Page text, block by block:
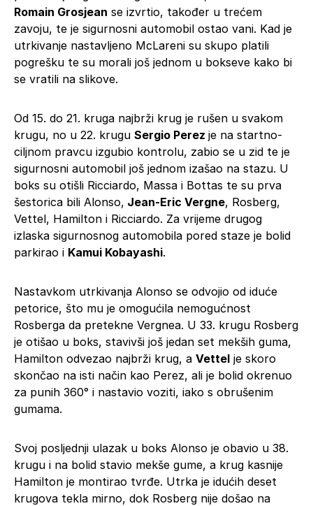
Romain Grosjean se izvrtio, također u trećem
zavoju, te je sigurnosni automobil ostao vani. Kad je
utrkivanje nastavljeno McLareni su skupo platili
pogrešku te su morali još jednom u bokseve kako bi
se vratili na slikove.
Od 15. do 21. kruga najbrži krug je rušen u svakom
krugu, no u 22. krugu Sergio Perez je na startno-
ciljnom pravcu izgubio kontrolu, zabio se u zid te je
sigurnosni automobil još jednom izašao na stazu. U
boks su otišli Ricciardo, Massa i Bottas te su prva
šestorica bili Alonso, Jean-Eric Vergne, Rosberg,
Vettel, Hamilton i Ricciardo. Za vrijeme drugog
izlaska sigurnosnog automobila pored staze je bolid
parkirao i Kamui Kobayashi.
Nastavkom utrkivanja Alonso se odvojio od iduće
petorice, što mu je omogućila nemogućnost
Rosberga da pretekne Vergnea. U 33. krugu Rosberg
je otišao u boks, stavivši još jedan set mekših guma,
Hamilton odvezao najbrži krug, a Vettel je skoro
skončao na isti način kao Perez, ali je bolid okrenuo
za punih 360° i nastavio voziti, iako s obrušenim
gumama.
Svoj posljednji ulazak u boks Alonso je obavio u 38.
krugu i na bolid stavio mekše gume, a krug kasnije
Hamilton je montirao tvrđe. Utrka je idućih deset
krugova tekla mirno, dok Rosberg nije došao na